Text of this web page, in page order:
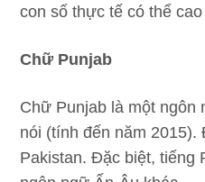
con số thực tế có thể
Chữ Punjab
Chữ Punjab là một
nói (tính đến năm
Pakistan. Đặc biệt, tiếng